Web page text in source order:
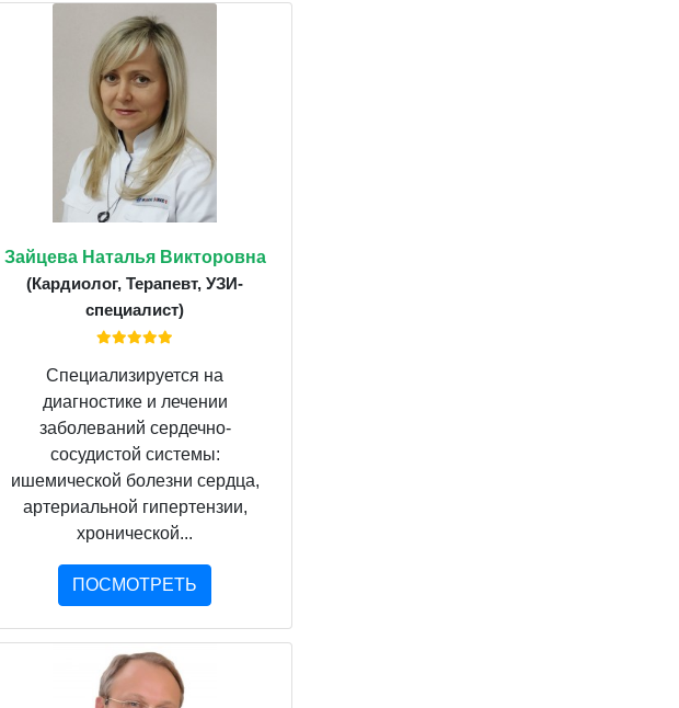
Зайцева Наталья Викторовна
(Кардиолог, Терапевт, УЗИ-
специалист)
Специализируется на
диагностике и лечении
заболеваний сердечно-
сосудистой системы:
ишемической болезни сердца,
артериальной гипертензии,
хронической...
ПОСМОТРЕТЬ